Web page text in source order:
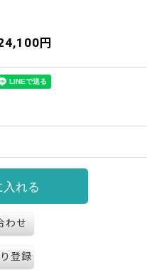
円
入れる
わせ
登録